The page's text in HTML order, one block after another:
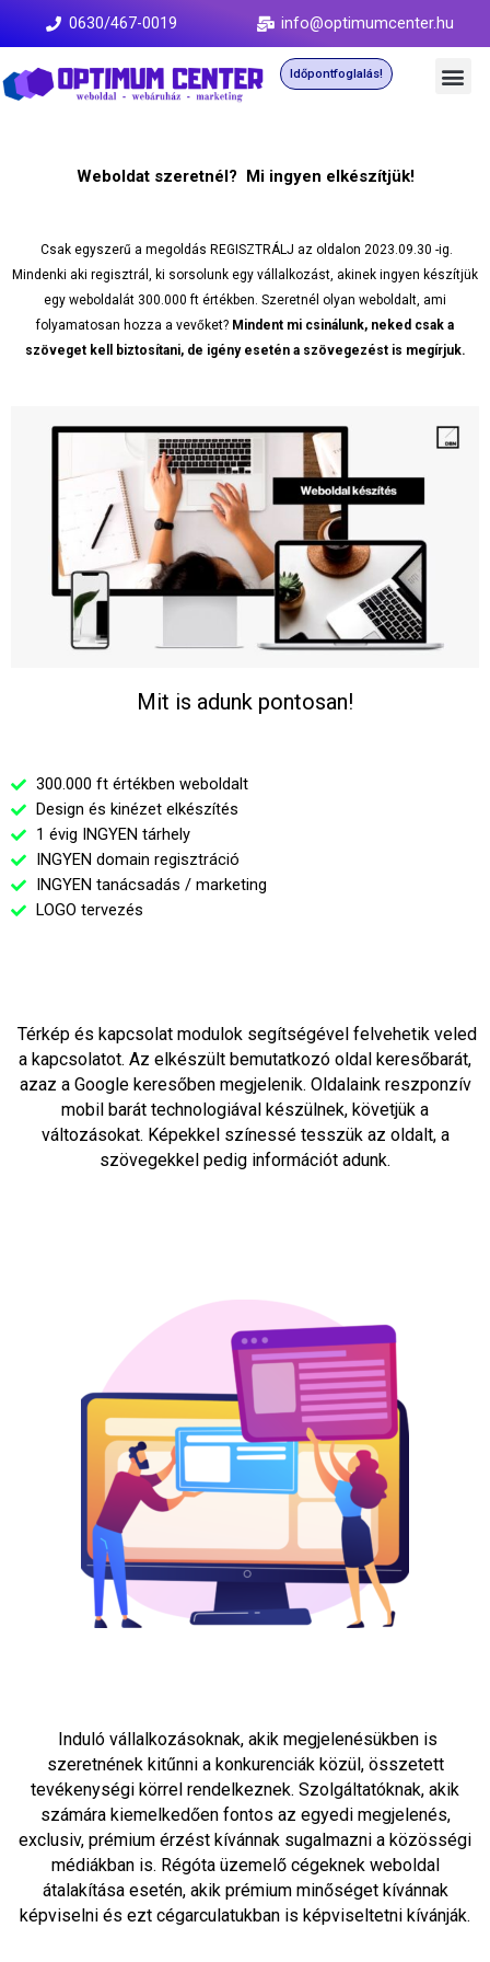
0630/467-0019 info@optimumcenter.hu
Időpontfoglalás!
Weboldat szeretnél? Mi ingyen elkészítjük!
Csak egyszerű a megoldás REGISZTRÁLJ az oldalon 2023.09.30 -ig.
Mindenki aki regisztrál, ki sorsolunk egy vállalkozást, akinek ingyen készítjük
egy weboldalát 300.000 ft értékben. Szeretnél olyan weboldalt, ami
folyamatosan hozza a vevőket? Mindent mi csinálunk, neked csak a
szöveget kell biztosítani, de igény esetén a szövegezést is megírjuk.
Mit is adunk pontosan!
300.000 ft értékben weboldalt
Design és kinézet elkészítés
1 évig INGYEN tárhely
INGYEN domain regisztráció
INGYEN tanácsadás / marketing
LOGO tervezés
Térkép és kapcsolat modulok segítségével felvehetik veled
a kapcsolatot. Az elkészült bemutatkozó oldal keresőbarát,
azaz a Google keresőben megjelenik. Oldalaink reszponzív
mobil barát technologiával készülnek, követjük a
változásokat. Képekkel színessé tesszük az oldalt, a
szövegekkel pedig információt adunk.
Induló vállalkozásoknak, akik megjelenésükben is
szeretnének kitűnni a konkurenciák közül, összetett
tevékenységi körrel rendelkeznek. Szolgáltatóknak, akik
számára kiemelkedően fontos az egyedi megjelenés,
exclusiv, prémium érzést kívánnak sugalmazni a közösségi
médiákban is. Régóta üzemelő cégeknek weboldal
átalakítása esetén, akik prémium minőséget kívánnak
képviselni és ezt cégarculatukban is képviseltetni kívánják.